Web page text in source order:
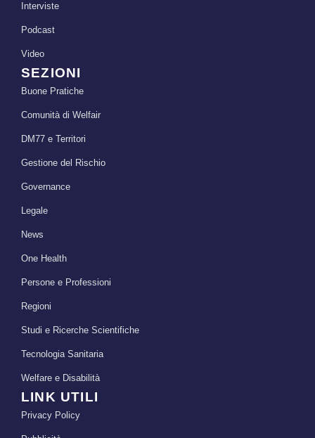
Interviste
Podcast
Video
SEZIONI
Buone Pratiche
Comunità di Welfair
DM77 e Territori
Gestione del Rischio
Governance
Legale
News
One Health
Persone e Professioni
Regioni
Studi e Ricerche Scientifiche
Tecnologia Sanitaria
Welfare e Disabilità
LINK UTILI
Privacy Policy